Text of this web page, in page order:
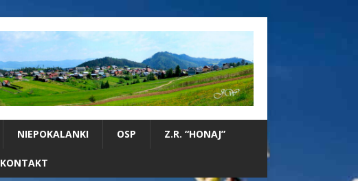
NIEPOKALANKI OSP Z.R. “HONAJ”
KONTAKT